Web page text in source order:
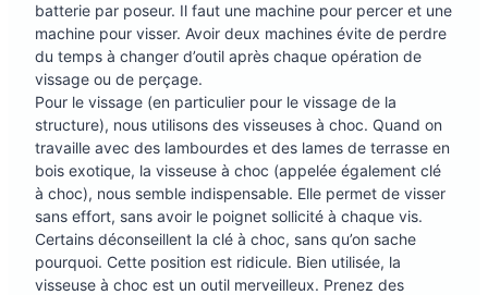
batterie par poseur. Il faut une machine pour percer et une
machine pour visser. Avoir deux machines évite de perdre
du temps à changer d’outil après chaque opération de
vissage ou de perçage.
Pour le vissage (en particulier pour le vissage de la
structure), nous utilisons des visseuses à choc. Quand on
travaille avec des lambourdes et des lames de terrasse en
bois exotique, la visseuse à choc (appelée également clé
à choc), nous semble indispensable. Elle permet de visser
sans effort, sans avoir le poignet sollicité à chaque vis.
Certains déconseillent la clé à choc, sans qu’on sache
pourquoi. Cette position est ridicule. Bien utilisée, la
visseuse à choc est un outil merveilleux. Prenez des